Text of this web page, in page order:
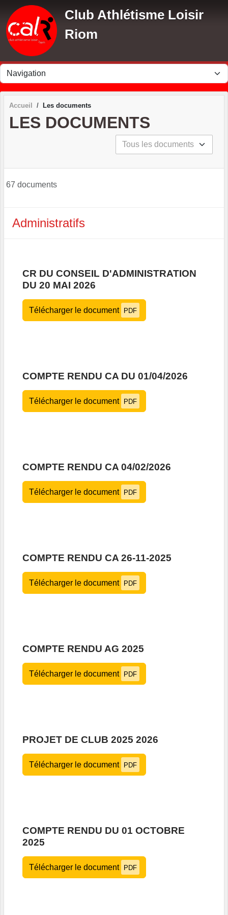
Club Athlétisme Loisir
Riom
Accueil Les documents
LES DOCUMENTS
67 documents
Administratifs
CR DU CONSEIL D'ADMINISTRATION
DU 20 MAI 2026
Télécharger le document PDF
COMPTE RENDU CA DU 01/04/2026
Télécharger le document PDF
COMPTE RENDU CA 04/02/2026
Télécharger le document PDF
COMPTE RENDU CA 26-11-2025
Télécharger le document PDF
COMPTE RENDU AG 2025
Télécharger le document PDF
PROJET DE CLUB 2025 2026
Télécharger le document PDF
COMPTE RENDU DU 01 OCTOBRE
2025
Télécharger le document PDF
Panneau de gestion des cookies